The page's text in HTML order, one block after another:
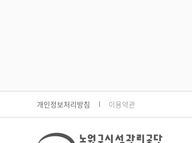
개인정보처리방침 이용약관